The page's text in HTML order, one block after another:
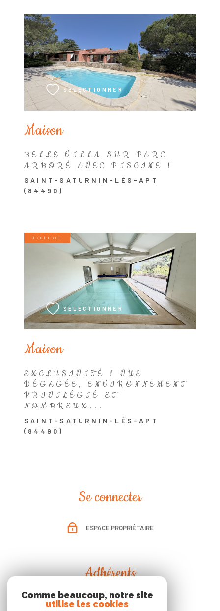
Maison
BELLE VILLA SUR PARC
ARBORÉ AVEC PISCINE !
SAINT-SATURNIN-LÈS-APT
(84490)
SÉLECTIONNER
VOIR LE BIEN
Maison
EXCLUSIVITÉ ! VUE
DÉGAGÉE, ENVIRONNEMENT
PRIVILÉGIÉ ET
NOMBREUX...
SAINT-SATURNIN-LÈS-APT
(84490)
EXCLUSIF
SÉLECTIONNER
VOIR LE BIEN
Se connecter
ESPACE PROPRIÉTAIRE
Adhérents
Comme beaucoup, notre site
utilise les cookies